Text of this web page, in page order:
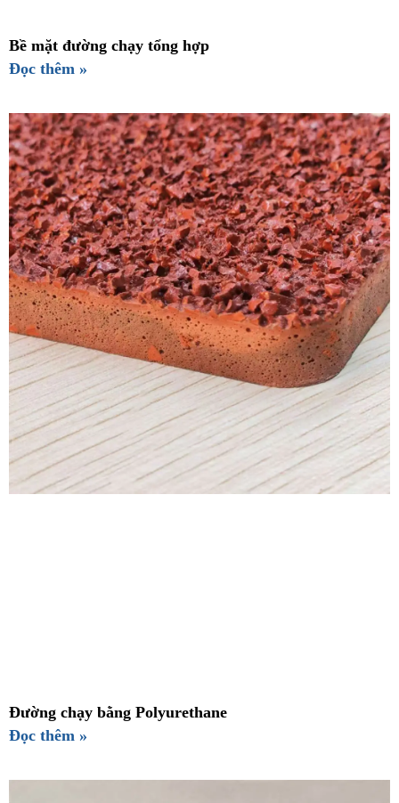
Bề mặt đường chạy tổng hợp
Đọc thêm »
Đường chạy bằng Polyurethane
Đọc thêm »